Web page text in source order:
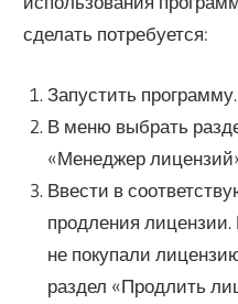
сделать потребуется:
Запустить программу.
В меню выбрать
«Менеджер
Ввести в
продления
не покупали
раздел «Продлить